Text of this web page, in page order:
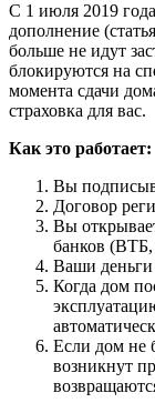
С 1 июля 2019
дополнение
больше не идут
блокируются на
момента сдачи
страховка для вас.
Как это работает:
Вы
Договор
Вы
банков
Ваши деньги
Когда дом
Если дом не
возникнут